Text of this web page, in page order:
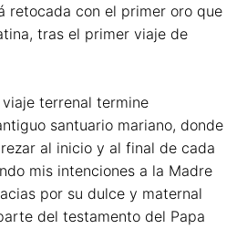
retocada con el primer oro que
tras el primer viaje de
terrenal termine
santuario mariano, donde
al inicio y al final de cada
mis intenciones a la Madre
por su dulce y maternal
del testamento del Papa